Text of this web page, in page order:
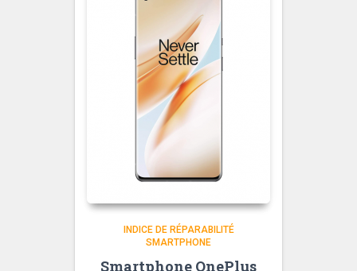
INDICE DE RÉPARABILITÉ
SMARTPHONE
Smartphone OnePlus